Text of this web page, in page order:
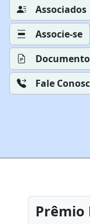
Associados
Associe-se
Fale
Prêmio